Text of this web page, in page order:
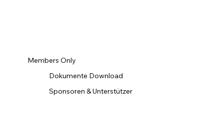
Members Only
Dokumente Download
Sponsoren & Unterstützer